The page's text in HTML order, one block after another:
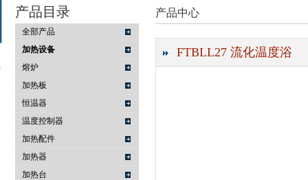
武汉提沃克科技有限公司
产品目录
全部产品
加热设备
熔炉
加热板
恒温器
温度控制器
加热配件
加热器
加热台
产品中心
FTBLL27 流化温度浴